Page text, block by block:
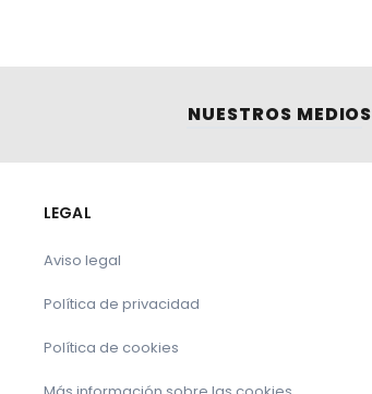
NUESTROS MEDIOS
LEGAL
Aviso legal
Política de privacidad
Política de cookies